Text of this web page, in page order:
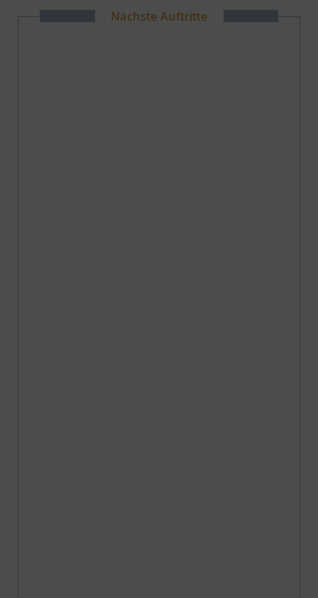
Nächste Auftritte